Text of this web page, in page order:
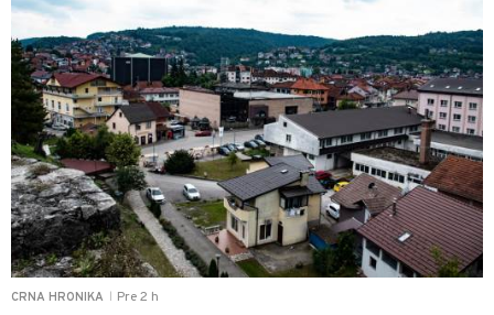
CRNA HRONIKA Pre 2 h